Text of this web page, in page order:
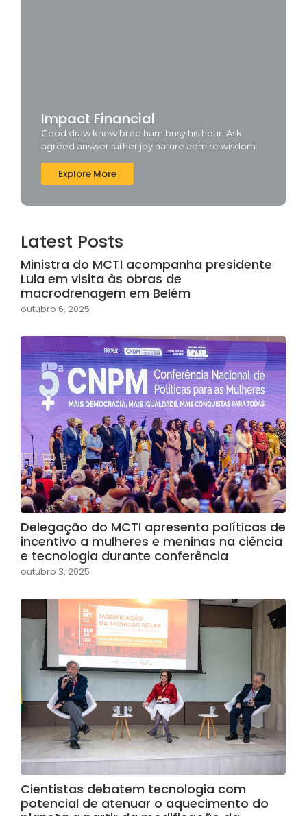
Impact Financial
Good draw knew bred ham busy his hour. Ask
agreed answer rather joy nature admire wisdom.
Explore More
Latest Posts
Ministra do MCTI acompanha presidente
Lula em visita às obras de
macrodrenagem em Belém
outubro 6, 2025
Delegação do MCTI apresenta políticas de
incentivo a mulheres e meninas na ciência
e tecnologia durante conferência
outubro 3, 2025
Cientistas debatem tecnologia com
potencial de atenuar o aquecimento do